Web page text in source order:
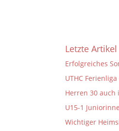
Letzte Artikel
Erfolgreiches
UTHC
Herren 30
U15-1
Wichtiger